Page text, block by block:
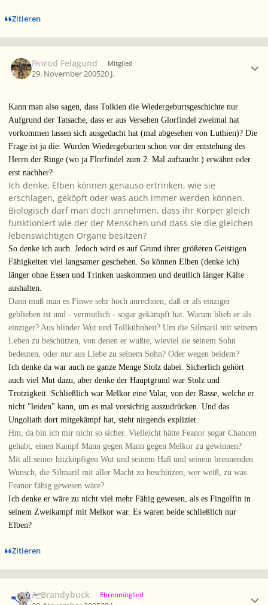
Zitieren
Finrod Felagund Mitglied
29. November 200520 J.
Kann man also sagen, dass Tolkien die Wiedergeburtsgeschichte nur
Aufgrund der Tatsache, dass er aus Versehen Glorfindel zweimal hat
vorkommen lassen sich ausgedacht hat (mal abgesehen von Luthien)? Die
Frage ist ja die: Wurden Wiedergeburten schon vor der entstehung des
Herrn der Ringe (wo ja Florfindel zum 2. Mal auftaucht ) erwähnt oder
erst nachher?
Ich denke, Elben können genauso ertrinken, wie sie
erschlagen, geköpft oder was auch immer werden können.
Biologisch darf man doch annehmen, dass ihr Körper gleich
funktioniert wie der der Menschen und dass sie die gleichen
lebenswichtigen Organe besitzen?
So denke ich auch. Jedoch wird es auf Grund ihrer größeren Geistigen
Fähigkeiten viel langsamer geschehen. So können Elben (denke ich)
länger ohne Essen und Trinken uaskommen und deutlich länger Kälte
aushalten.
Dann muß man es Finwe sehr hoch anrechnen, daß er als einziger
geblieben ist und - vermutlich - sogar gekämpft hat. Warum blieb er als
einziger? Aus blinder Wut und Tollkühnheit? Um die Silmaril mit seinem
Leben zu beschützen, von denen er wußte, wieviel sie seinem Sohn
bedeuten, oder nur aus Liebe zu seinem Sohn? Oder wegen beidem?
Ich denke da war auch ne ganze Menge Stolz dabei. Sicherlich gehört
auch viel Mut dazu, aber denke der Hauptgrund war Stolz und
Trotzigkeit. Schließlich war Melkor eine Valar, von der Rasse, welche er
nicht "leiden" kann, um es mal vorsichtig auszudrücken. Und das
Ungoliath dort mitgekämpf hat, steht nirgends expliziet.
Hm, da bin ich mir nicht so sicher. Vielleicht hätte Feanor sogar Chancen
gehabt, einen Kampf Mann gegen Mann gegen Melkor zu gewinnen?
Mit all seiner hitzköpfigen Wut und seinem Haß und seinem brennenden
Wunsch, die Silmaril mit aller Macht zu beschützen, wer weiß, zu was
Feanor fähig gewesen wäre?
Ich denke er wäre zu nicht viel mehr Fähig gewesen, als es Fingolfin in
seinem Zweikampf mit Melkor war. Es waren beide schließlich nur
Elben?
Zitieren
A_Brandybuck Ehrenmitglied